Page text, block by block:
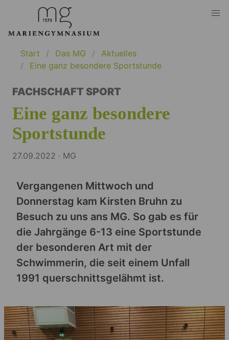
Start Das MG
Aktuelles
Eine ganz besondere Sportstunde
FACHSCHAFT SPORT
Eine ganz besondere
Sportstunde
27.09.2022 · MG
Vergangenen Mittwoch und
Donnerstag kam Kirsten Bruhn zu
Besuch zu uns ans MG. So gab es für
die Jahrgänge 6-13 eine Sportstunde
der besonderen Art mit der
Schwimmerin, die seit einem Unfall
1991 querschnittsgelähmt ist.